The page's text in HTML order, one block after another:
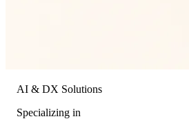
AI & DX Solutions
Specializing in